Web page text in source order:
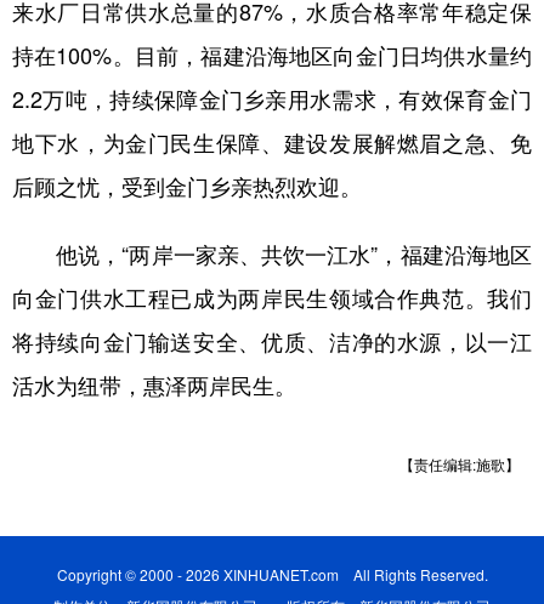
来水厂日常供水总量的87%，水质合格率常年稳定保
持在100%。目前，福建沿海地区向金门日均供水量约
2.2万吨，持续保障金门乡亲用水需求，有效保育金门
地下水，为金门民生保障、建设发展解燃眉之急、免
后顾之忧，受到金门乡亲热烈欢迎。
他说，“两岸一家亲、共饮一江水”，福建沿海地区
向金门供水工程已成为两岸民生领域合作典范。我们
将持续向金门输送安全、优质、洁净的水源，以一江
活水为纽带，惠泽两岸民生。
【责任编辑:施歌】
Copyright © 2000 - 2026 XINHUANET.com All Rights Reserved.